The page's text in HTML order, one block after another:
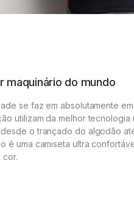
maquinário do mundo
se faz em absolutamente
utilizam da melhor tecnologia
o trançado do algodão
é uma camiseta ultra
cor.